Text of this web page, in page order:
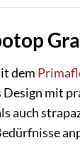
dem
mit
auch